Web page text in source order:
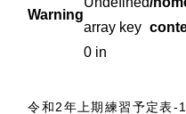
Warning
array key
0 in
令和2年上期練習予定表-1